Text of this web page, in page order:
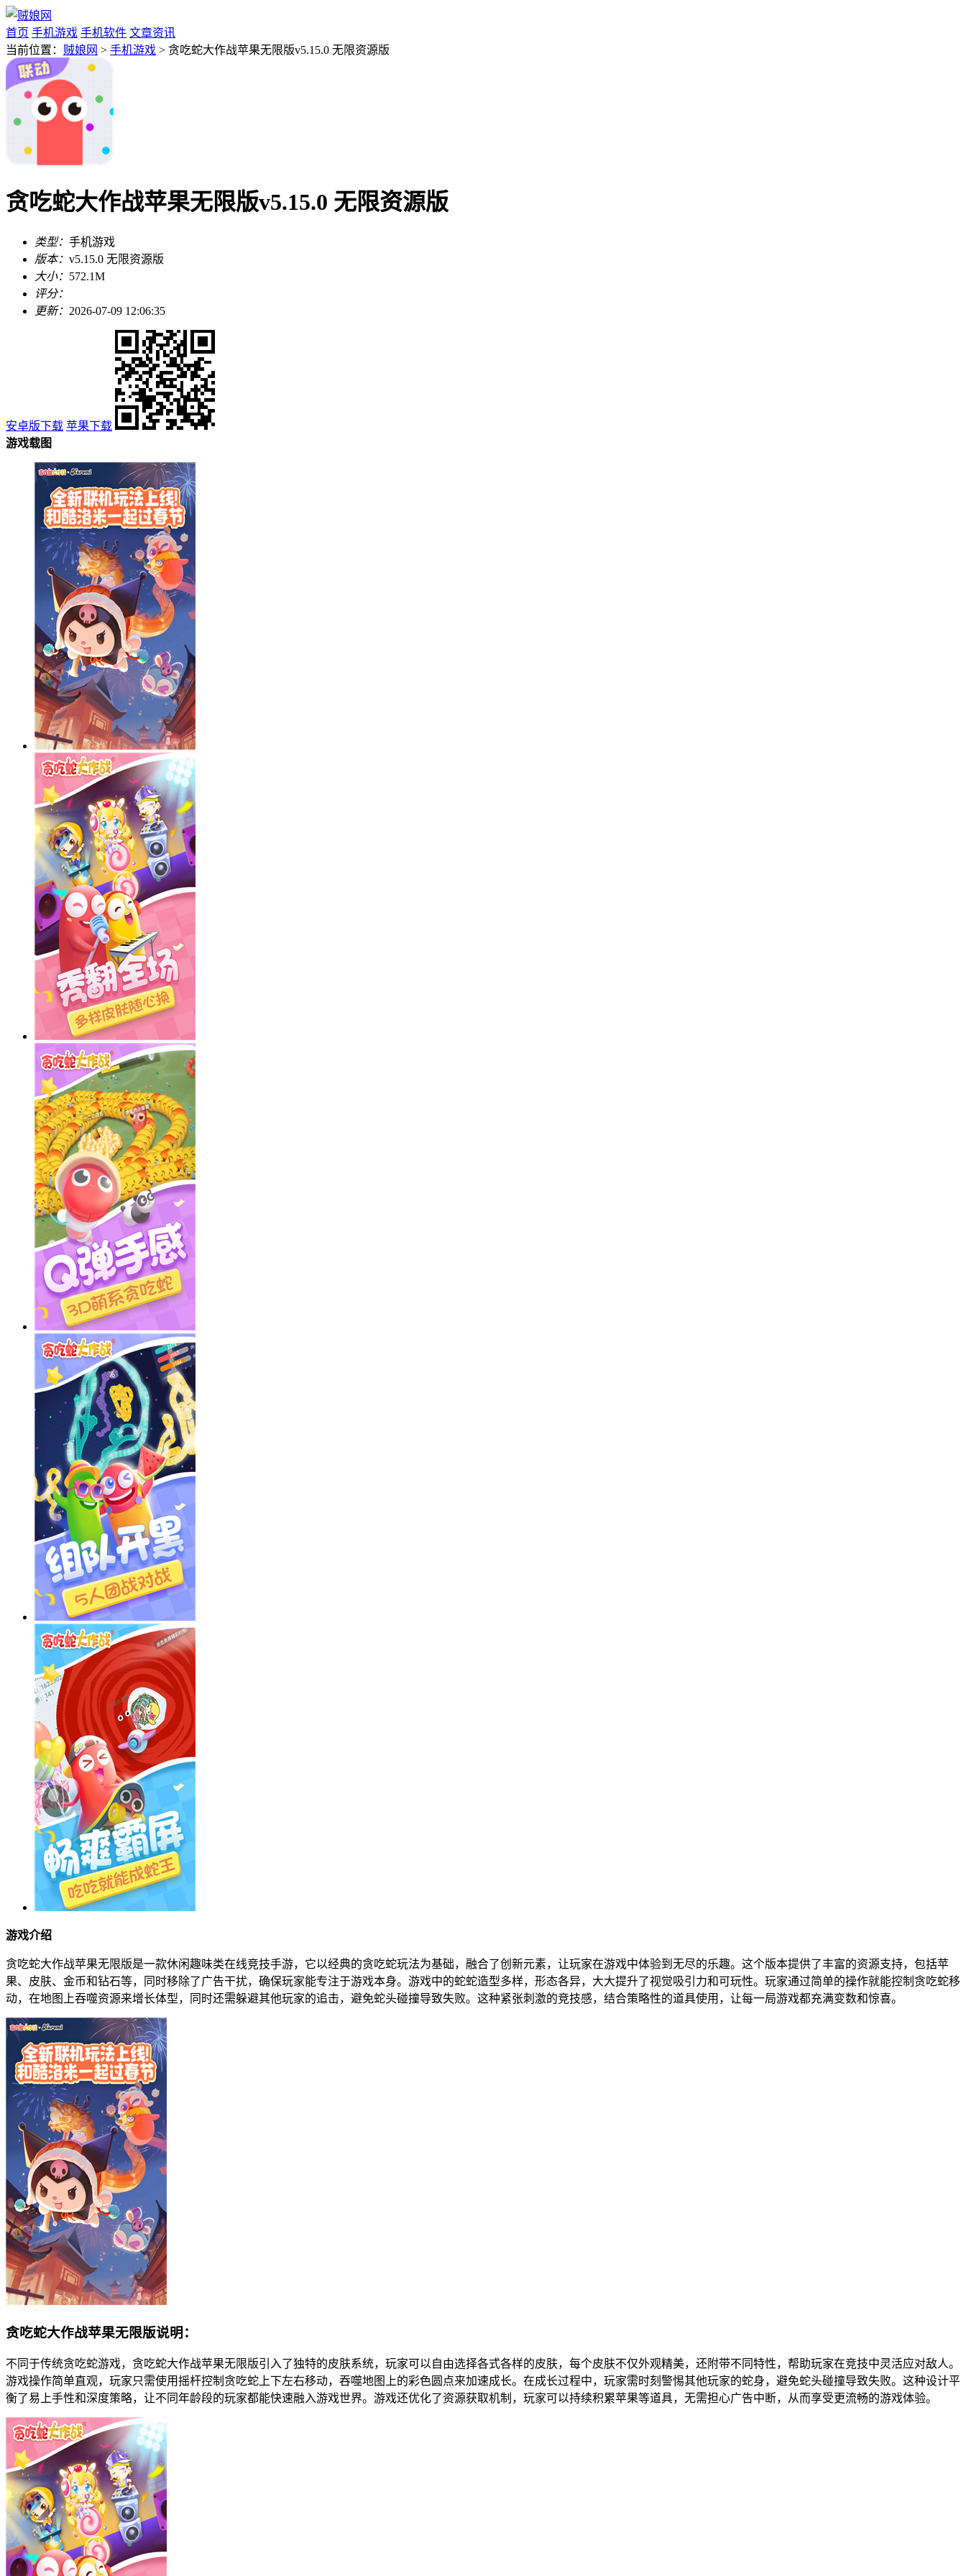
首页 手机游戏 手机软件 文章资讯
当前位置： 贼娘网 > 手机游戏 > 贪吃蛇大作战苹果无限版v5.15.0 无限资源版
贪吃蛇大作战苹果无限版v5.15.0 无限资源版
类型： 手机游戏
版本： v5.15.0 无限资源版
大小： 572.1M
评分：
更新： 2026-07-09 12:06:35
安卓版下载 苹果下载
游戏载图
游戏介绍
贪吃蛇大作战苹果无限版是一款休闲趣味类在线竞技手游，它以经典的贪吃蛇玩法为基础，融合了创新元素，让玩家在游戏中体验到无尽的乐趣。这个版本提供了丰富的资源支持，包括苹
果、皮肤、金币和钻石等，同时移除了广告干扰，确保玩家能专注于游戏本身。游戏中的蛇蛇造型多样，形态各异，大大提升了视觉吸引力和可玩性。玩家通过简单的操作就能控制贪吃蛇移
动，在地图上吞噬资源来增长体型，同时还需躲避其他玩家的追击，避免蛇头碰撞导致失败。这种紧张刺激的竞技感，结合策略性的道具使用，让每一局游戏都充满变数和惊喜。
贪吃蛇大作战苹果无限版说明：
不同于传统贪吃蛇游戏，贪吃蛇大作战苹果无限版引入了独特的皮肤系统，玩家可以自由选择各式各样的皮肤，每个皮肤不仅外观精美，还附带不同特性，帮助玩家在竞技中灵活应对敌人。
游戏操作简单直观，玩家只需使用摇杆控制贪吃蛇上下左右移动，吞噬地图上的彩色圆点来加速成长。在成长过程中，玩家需时刻警惕其他玩家的蛇身，避免蛇头碰撞导致失败。这种设计平
衡了易上手性和深度策略，让不同年龄段的玩家都能快速融入游戏世界。游戏还优化了资源获取机制，玩家可以持续积累苹果等道具，无需担心广告中断，从而享受更流畅的游戏体验。